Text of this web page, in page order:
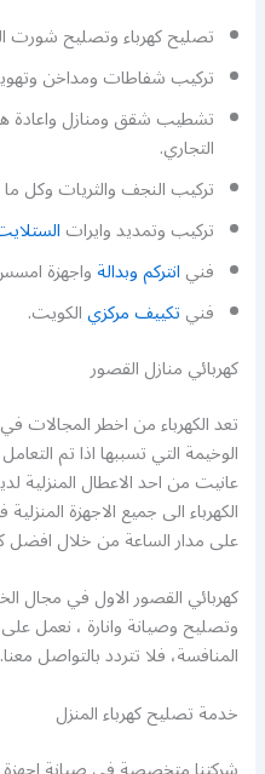
تصليح كهرباء وتصليح شورت
تركيب شفاطات ومداخن
تشطيب شقق ومنازل واعادة
التجاري.
تركيب النجف والثريات وكل
تركيب وتمديد وايرات
فنيانتركم وبدالةواجهزة
فنيتكييف مركزيالكويت.
كهربائي منازل القصور
تعد الكهرباء من اخطر المجالات
الوخيمة التي تسببها اذا تم
عانيت من احد الاعطال
الكهرباء الى جميع الاجهزة
على مدار الساعة من خلال افضل
كهربائي القصور الاول في مجال
المنافسة، فلا تتردد بالتواصل معنا.
خدمة تصليح كهرباء المنزل